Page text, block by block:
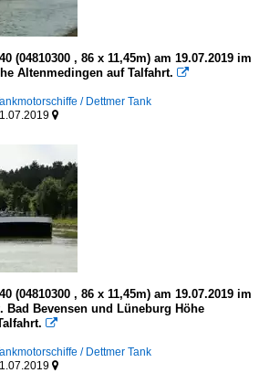
(04810300 , 86 x 11,45m) am 19.07.2019 im
Altenmedingen auf Talfahrt. 
/ Dettmer Tank

(04810300 , 86 x 11,45m) am 19.07.2019 im
Bad Bevensen und Lüneburg Höhe

/ Dettmer Tank
